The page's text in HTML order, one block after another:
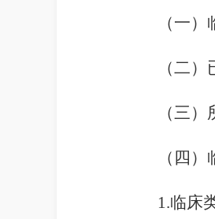
（一
（二
（三
（四
1.临床